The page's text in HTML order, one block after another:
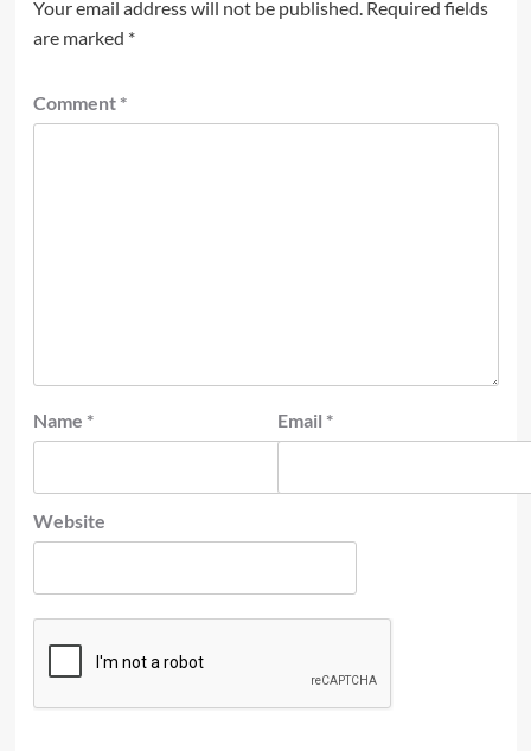
Your email address will not be published. Required fields
are marked *
Comment *
Name * Email *
Website